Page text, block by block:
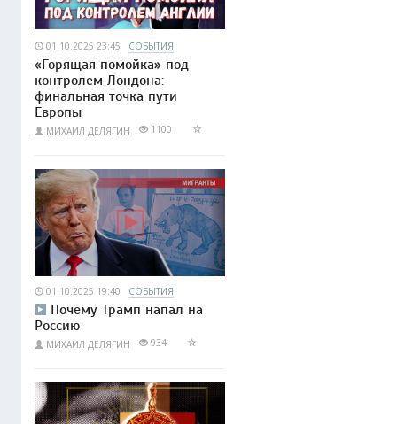
01.10.2025 23:45 СОБЫТИЯ
«Горящая помойка» под
контролем Лондона:
финальная точка пути
Европы
МИХАИЛ ДЕЛЯГИН 1100
01.10.2025 19:40 СОБЫТИЯ
Почему Трамп напал на
Россию
МИХАИЛ ДЕЛЯГИН 934